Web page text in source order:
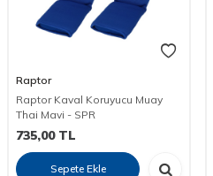
Raptor
Raptor Kaval Koruyucu Muay
Thai Mavi - SPR
735,00TL
Sepete Ekle